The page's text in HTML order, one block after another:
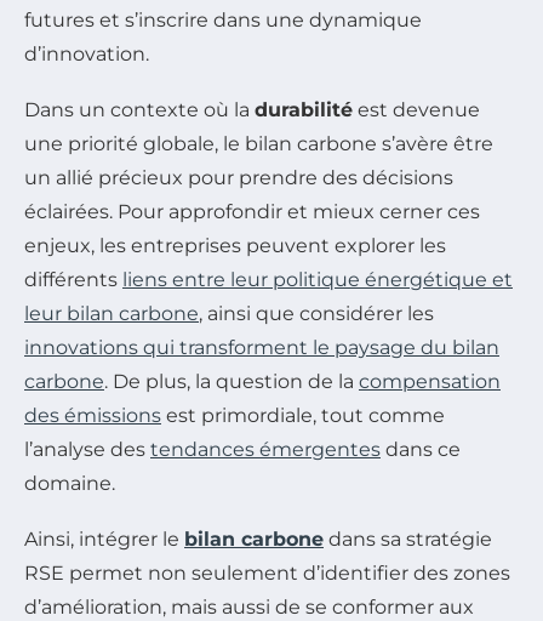
futures et s’inscrire dans une dynamique
d’innovation.
Dans un contexte où la durabilité est devenue
une priorité globale, le bilan carbone s’avère être
un allié précieux pour prendre des décisions
éclairées. Pour approfondir et mieux cerner ces
enjeux, les entreprises peuvent explorer les
différents liens entre leur politique énergétique et
leur bilan carbone, ainsi que considérer les
innovations qui transforment le paysage du bilan
carbone. De plus, la question de la compensation
des émissions est primordiale, tout comme
l’analyse des tendances émergentes dans ce
domaine.
Ainsi, intégrer le bilan carbone dans sa stratégie
RSE permet non seulement d’identifier des zones
d’amélioration, mais aussi de se conformer aux